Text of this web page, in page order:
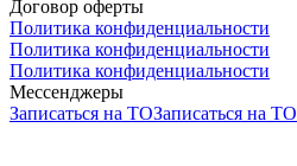
Договор оферты
Политика конфиденциальности
Политика конфиденциальности
Политика конфиденциальности
Мессенджеры
Записаться на ТОЗаписаться на ТО